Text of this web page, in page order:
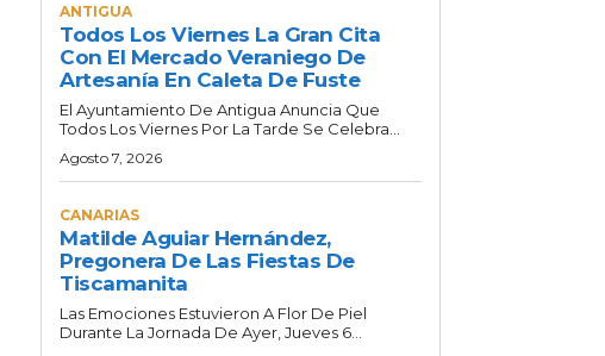
ANTIGUA
Todos Los Viernes La Gran Cita
Con El Mercado Veraniego De
Artesanía En Caleta De Fuste
El Ayuntamiento De Antigua Anuncia Que
Todos Los Viernes Por La Tarde Se Celebra...
Agosto 7, 2026
CANARIAS
Matilde Aguiar Hernández,
Pregonera De Las Fiestas De
Tiscamanita
Las Emociones Estuvieron A Flor De Piel
Durante La Jornada De Ayer, Jueves 6...